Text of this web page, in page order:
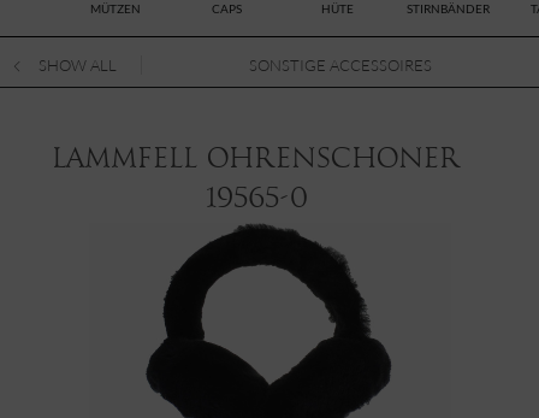
MÜTZEN CAPS HÜTE STIRNBÄNDER
SHOW ALL SONSTIGE ACCESSOIRES
Lammfell Ohrenschoner
19565-0